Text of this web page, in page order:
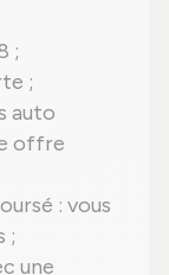
;
;
auto
offre
: vous
;
une